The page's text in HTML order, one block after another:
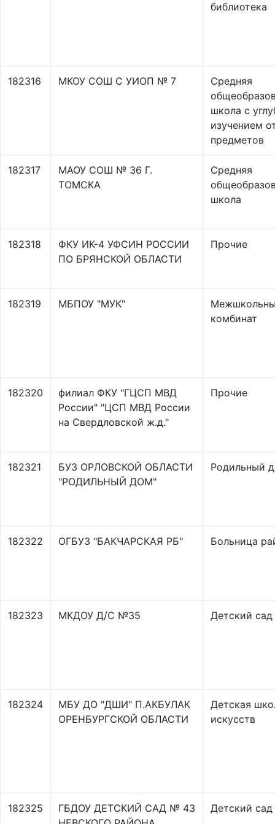
библиотека
182316 МКОУ СОШ С УИОП № 7
Средняя
школа с
изучением
предметов
182317
МАОУ СОШ № 36 Г.
ТОМСКА
Средняя
школа
182318
ФКУ ИК-4 УФСИН РОССИИ
ПО БРЯНСКОЙ ОБЛАСТИ
Прочие
182319 МБПОУ "МУК"
комбинат
182320
филиал ФКУ "ГЦСП МВД
России" "ЦСП МВД России
на Свердловской ж.д."
Прочие
182321
БУЗ ОРЛОВСКОЙ ОБЛАСТИ
"РОДИЛЬНЫЙ ДОМ"
Родильный
182322 ОГБУЗ "БАКЧАРСКАЯ РБ" Больница
182323 МКДОУ Д/С №35 Детский сад
182324
МБУ ДО "ДШИ" П.АКБУЛАК
ОРЕНБУРГСКОЙ ОБЛАСТИ
Детская
искусств
182325
ГБДОУ ДЕТСКИЙ САД № 43
Детский сад